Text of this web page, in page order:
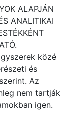
ALAPJÁN
ANALITIKAI
közé
és
Az
nem tartják
igen.